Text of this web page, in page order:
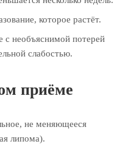
которое растёт.
с необъяснимой потерей
слабостью.
приёме
не меняющееся
липома).